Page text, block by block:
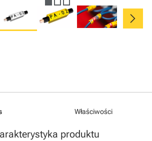
chevron_right
Właściwości
produktu